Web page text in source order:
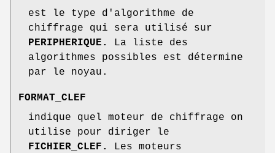
est le type d'algorithme de
chiffrage qui sera utilisé sur
PERIPHERIQUE.
La liste des
algorithmes possibles est détermine
par le noyau.
FORMAT_CLEF
indique quel moteur de chiffrage on
utilise pour diriger le
FICHIER_CLEF.
Les moteurs